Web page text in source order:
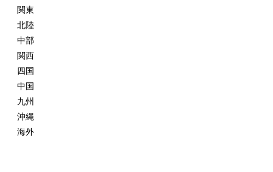
関東
北陸
中部
関西
四国
中国
九州
沖縄
海外